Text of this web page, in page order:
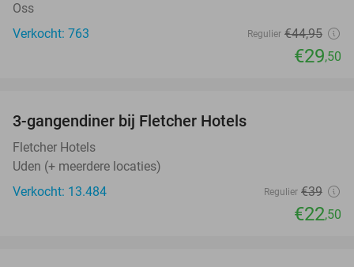
Oss
Verkocht: 763
Regulier €44,95
€29,50
3-gangendiner bij Fletcher Hotels
Fletcher Hotels
Uden (+ meerdere locaties)
Verkocht: 13.484
Regulier €39
€22,50